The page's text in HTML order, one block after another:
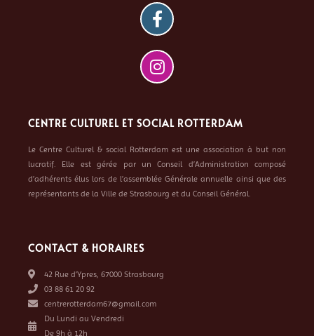
CENTRE CULTUREL ET SOCIAL ROTTERDAM
Le Centre Culturel & social Rotterdam est une association à but non
lucratif. Elle est gérée par un Conseil d’Administration composé
d’adhérents élus lors de l’assemblée Générale annuelle ainsi que des
représentants de la Ville de Strasbourg et du Conseil Général.
CONTACT & HORAIRES
42 Rue d’Ypres, 67000 Strasbourg
03 88 61 20 92
centrerotterdam67@gmail.com
Du Lundi au Vendredi
De 9h à 12h